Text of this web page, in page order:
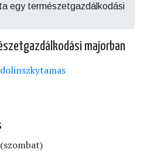
egy természetgazdálkodási
majorban